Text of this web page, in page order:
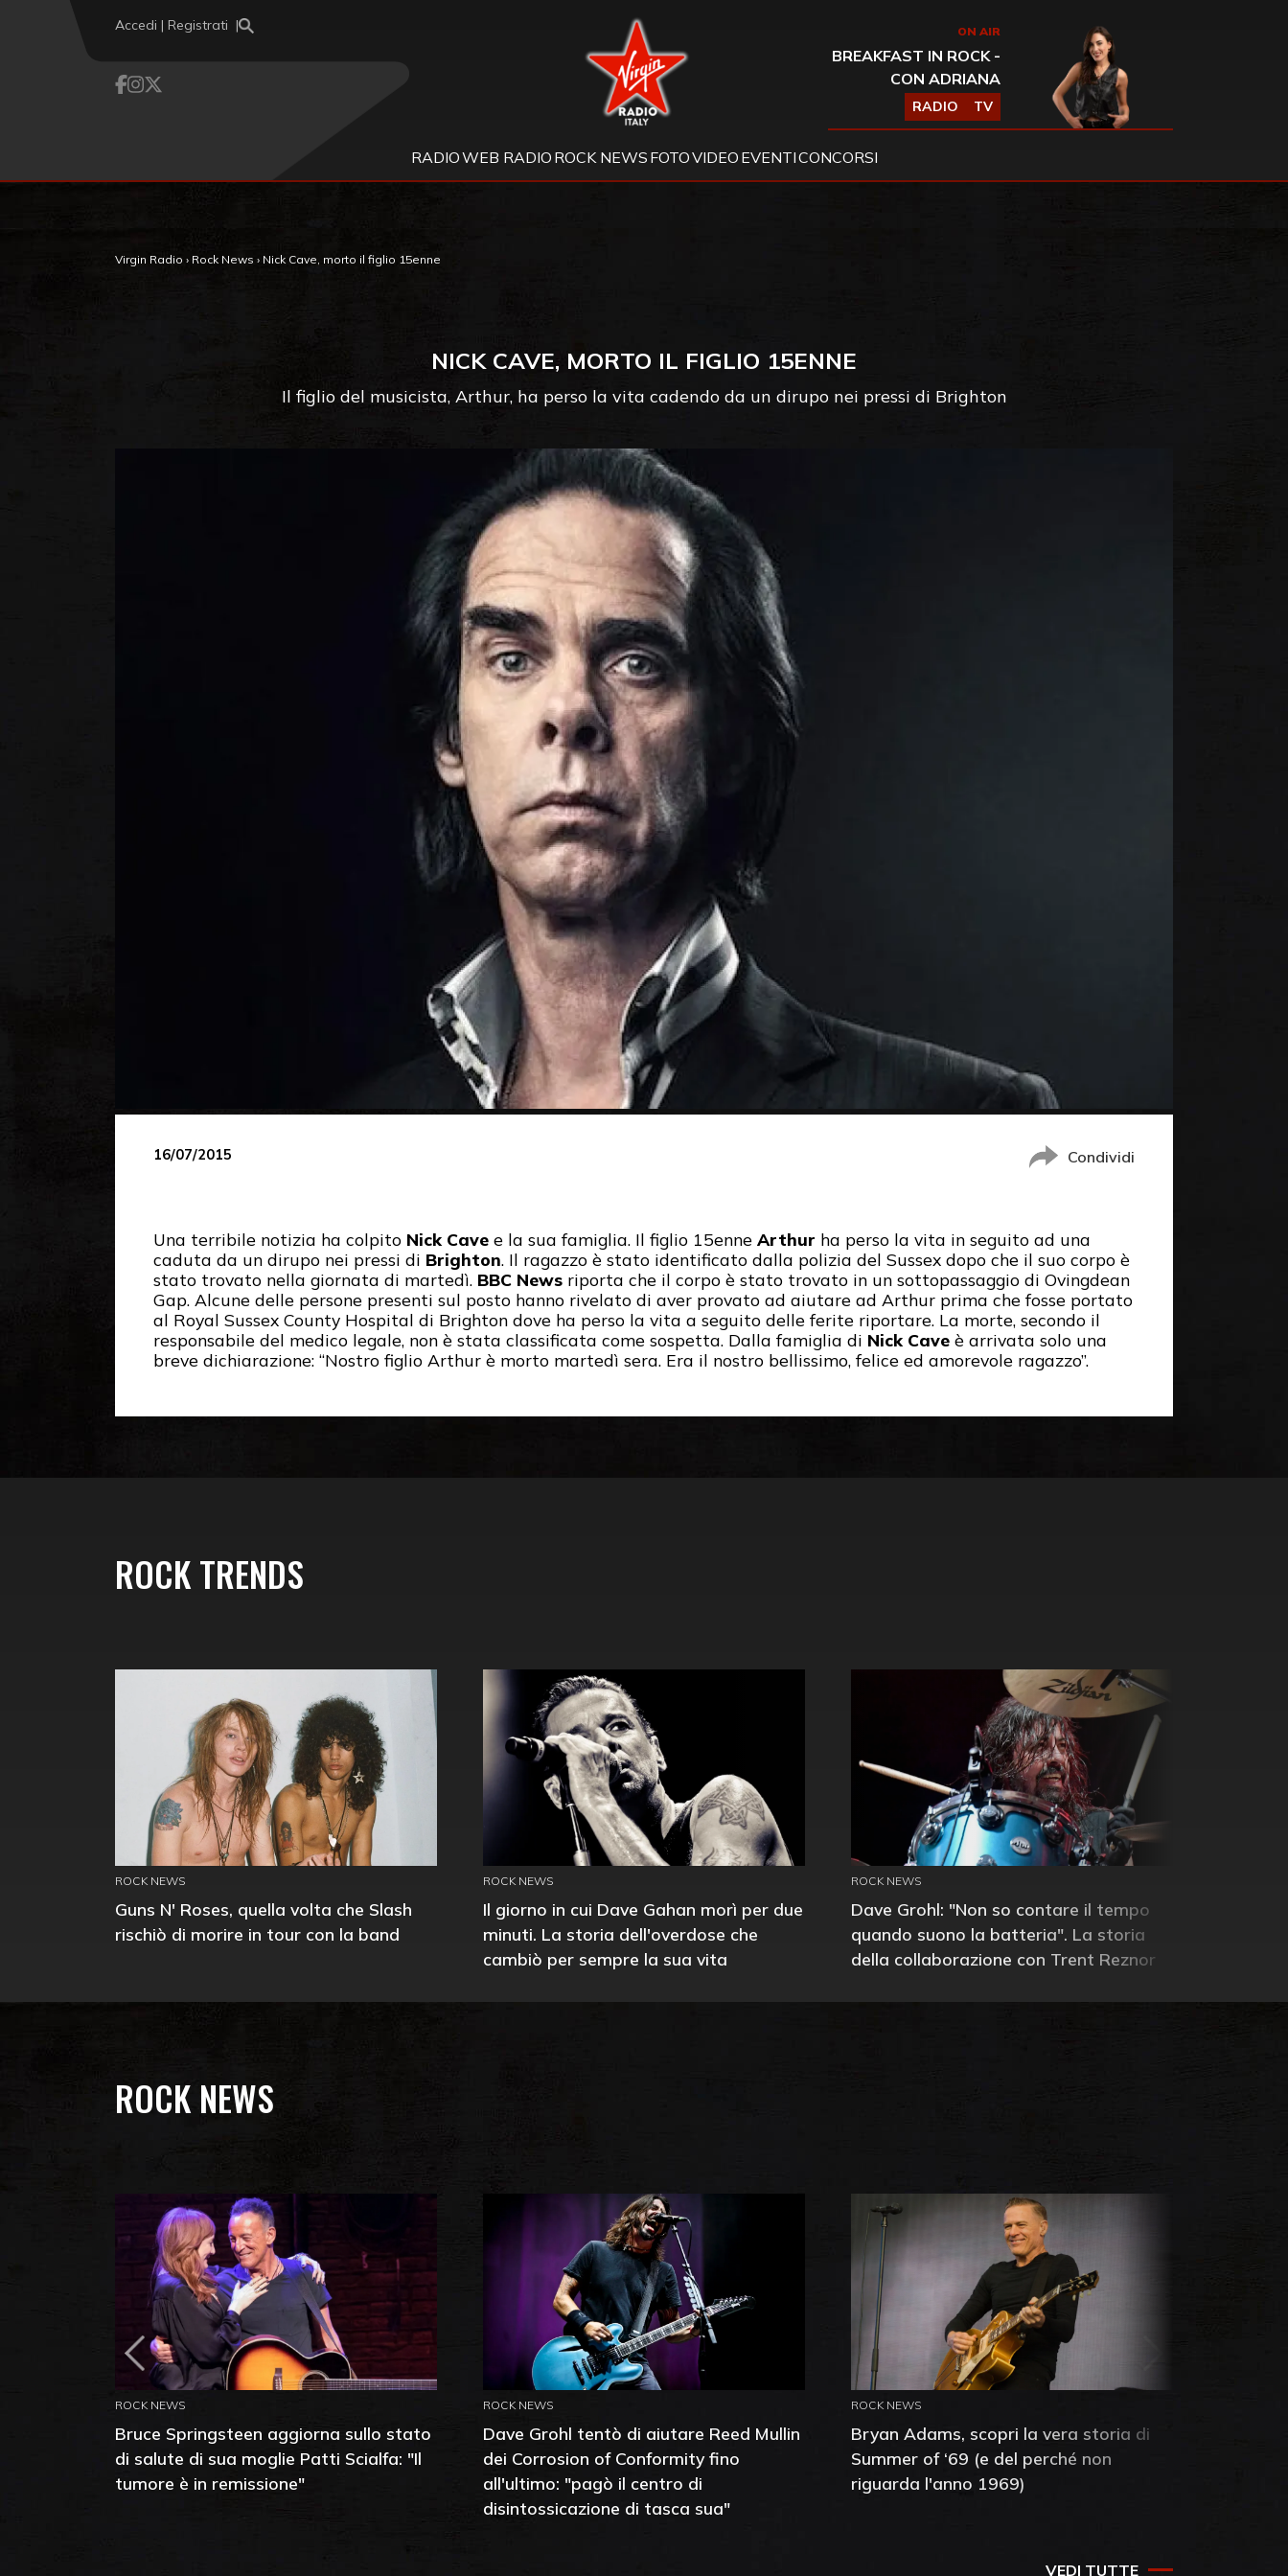
Accedi | Registrati Virgin Radio ON AIR
BREAKFAST IN ROCK -
CON ADRIANA
RADIO TV
RADIOWEB RADIO ROCK NEWS FOTOVIDEO EVENTICONCORSI
Virgin Radio › Rock News › Nick Cave, morto il figlio 15enne
NICK CAVE, MORTO IL FIGLIO 15ENNE
Il figlio del musicista, Arthur, ha perso la vita cadendo da un dirupo nei pressi di Brighton
16/07/2015 Condividi
Una terribile notizia ha colpito Nick Cave e la sua famiglia. Il figlio 15enne Arthur ha perso la vita in seguito ad una
caduta da un dirupo nei pressi di Brighton. Il ragazzo è stato identificato dalla polizia del Sussex dopo che il suo corpo è
stato trovato nella giornata di martedì. BBC News riporta che il corpo è stato trovato in un sottopassaggio di Ovingdean
Gap. Alcune delle persone presenti sul posto hanno rivelato di aver provato ad aiutare ad Arthur prima che fosse portato
al Royal Sussex County Hospital di Brighton dove ha perso la vita a seguito delle ferite riportare. La morte, secondo il
responsabile del medico legale, non è stata classificata come sospetta. Dalla famiglia di Nick Cave è arrivata solo una
breve dichiarazione: “Nostro figlio Arthur è morto martedì sera. Era il nostro bellissimo, felice ed amorevole ragazzo”.
ROCK TRENDS
ROCK NEWS
Guns N' Roses, quella volta che Slash
rischiò di morire in tour con la band
ROCK NEWS
Il giorno in cui Dave Gahan morì per due
minuti. La storia dell'overdose che
cambiò per sempre la sua vita
ROCK NEWS
Dave Grohl: "Non so contare il tempo
quando suono la batteria". La storia
della collaborazione con Trent Reznor
ROCK NEWS
ROCK NEWS
Bruce Springsteen aggiorna sullo stato
di salute di sua moglie Patti Scialfa: "Il
tumore è in remissione"
ROCK NEWS
Dave Grohl tentò di aiutare Reed Mullin
dei Corrosion of Conformity fino
all'ultimo: "pagò il centro di
disintossicazione di tasca sua"
ROCK NEWS
Bryan Adams, scopri la vera storia di
Summer of ‘69 (e del perché non
riguarda l'anno 1969)
VEDI TUTTE